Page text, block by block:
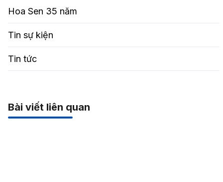
Hoa Sen 35 năm
Tin sự kiện
Tin tức
Bài viết liên quan